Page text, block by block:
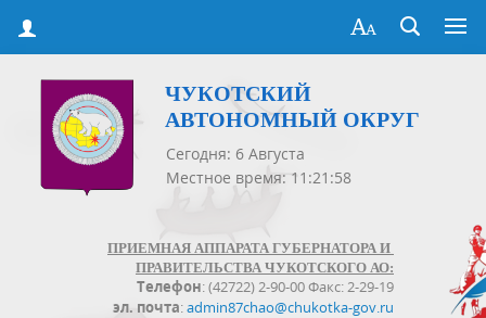
ЧУКОТСКИЙ
АВТОНОМНЫЙ ОКРУГ
Сегодня: 6 Августа
Местное время: 11:21:59
ПРИЕМНАЯ АППАРАТА ГУБЕРНАТОРА И
ПРАВИТЕЛЬСТВА ЧУКОТСКОГО АО:
Телефон: (42722) 2-90-00 Факс: 2-29-19
эл. почта:admin87chao@chukotka-gov.ru